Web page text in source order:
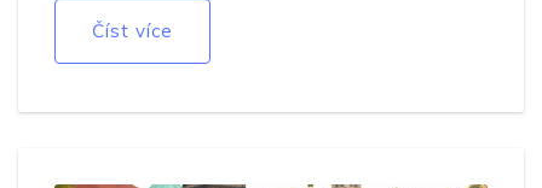
kvalifikovaného maséra. Zahrnuje zajímavé tipy a
Číst více